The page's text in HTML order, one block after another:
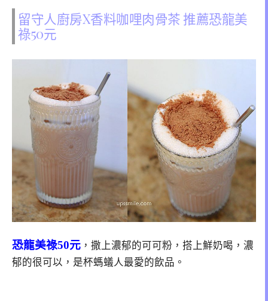
留守人廚房X香料咖哩肉骨茶 推薦恐龍美
祿50元
恐龍美祿50元 ，撒上濃郁的可可粉，搭上鮮奶喝，濃
郁的很可以，是杯螞蟻人最愛的飲品。